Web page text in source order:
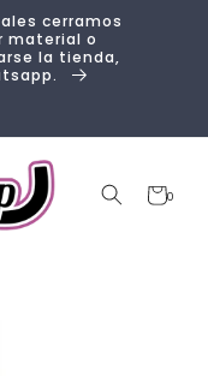
cerramos
material o
la tienda,
Carrito
0
0
artículos